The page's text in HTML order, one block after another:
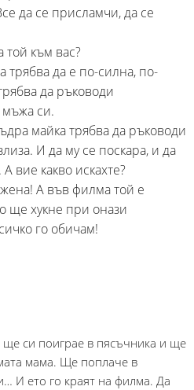
да се присламчи, да се
той към вас?
трябва да е по-силна, по-
да ръководи
мъжа си.
майка трябва да ръководи
И да му се поскара, и да
вие какво искахте?
А във филма той е
ще хукне при онази
го обичам!
си поиграе в пясъчника и ще
мама. Ще поплаче в
И ето го краят на филма. Да